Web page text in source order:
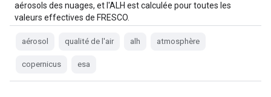
aérosols des nuages, et l'ALH est calculée pour toutes les
valeurs effectives de FRESCO.
aérosol qualité de l'air alh atmosphère
copernicus esa